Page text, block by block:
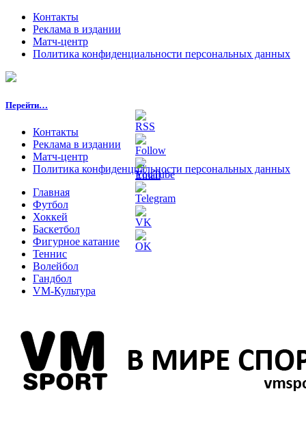
Контакты
Реклама в издании
Матч-центр
Политика конфиденциальности персональных данных
Перейти…
Контакты
Реклама в издании
Матч-центр
Политика конфиденциальности персональных данных
Главная
Футбол
Хоккей
Баскетбол
Фигурное катание
Теннис
Волейбол
Гандбол
VM-Культура